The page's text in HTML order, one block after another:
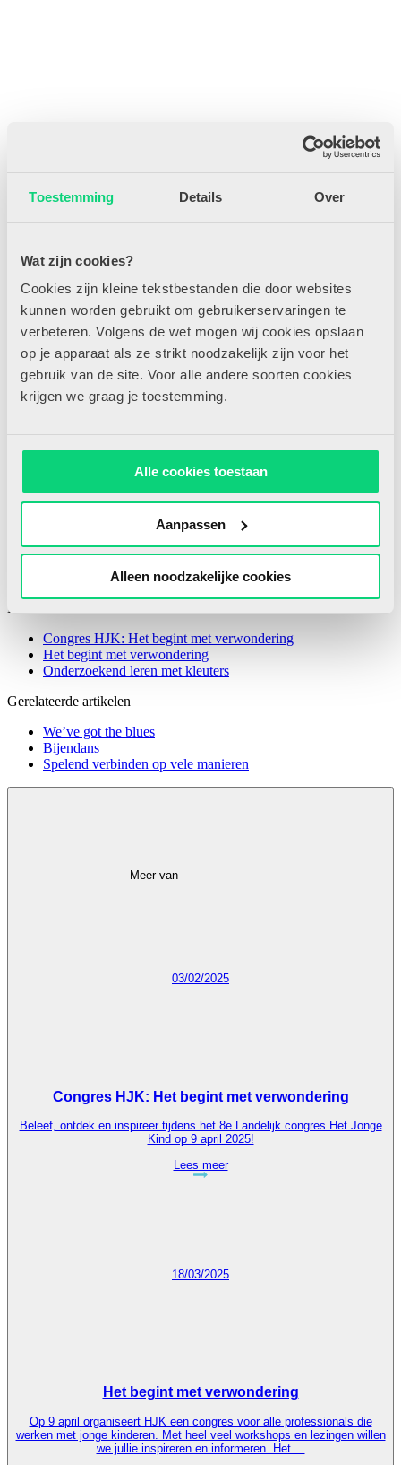
Toestemming Details Over
Wat zijn cookies?
Cookies zijn kleine tekstbestanden die door websites
kunnen worden gebruikt om gebruikerservaringen te
verbeteren. Volgens de wet mogen wij cookies opslaan
op je apparaat als ze strikt noodzakelijk zijn voor het
gebruik van de site. Voor alle andere soorten cookies
krijgen we graag je toestemming.
Alle cookies toestaan
Aanpassen
Alleen noodzakelijke cookies
Wat kun je met het materiaal doen, waarom zou je het gebruiken en
hoe gebruik je het binnen een thema? Laat je inspireren door de
Benieuwd naar de rest van het artikel?
Word nu abonnee en krijg onbeperkt toegang tot alle artikelen op
HJK-online.nl, inclusief persoonlijk profiel om artikelen makkelijk
te selecteren, delen en bewaren.
Direct abonneren Ben je al lid? Log hier in!
Meer van
Congres HJK: Het begint met verwondering
Het begint met verwondering
Onderzoekend leren met kleuters
Gerelateerde artikelen
We’ve got the blues
Bijendans
Spelend verbinden op vele manieren
Meer van
03/02/2025
Congres HJK: Het begint met verwondering
Beleef, ontdek en inspireer tijdens het 8e Landelijk congres Het Jonge
Kind op 9 april 2025!
Lees meer
18/03/2025
Het begint met verwondering
Op 9 april organiseert HJK een congres voor alle professionals die
werken met jonge kinderen. Met heel veel workshops en lezingen willen
we jullie inspireren en informeren. Het ...